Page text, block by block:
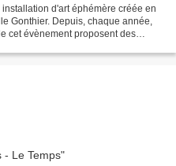
d'art éphémère créée en
Gonthier. Depuis, chaque année,
cet évènement proposent des